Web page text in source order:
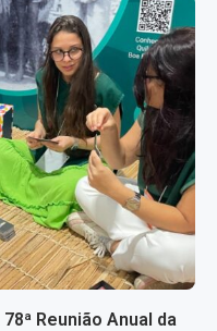
Reunião Anual da